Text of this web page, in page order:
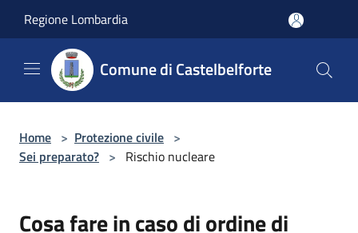
Regione Lombardia
Comune di Castelbelforte
Home > Protezione civile >
Sei preparato? > Rischio nucleare
Cosa fare in caso di ordine di